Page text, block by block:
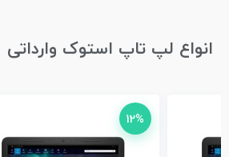
انواع لپ تاپ استوک وارداتی
12%